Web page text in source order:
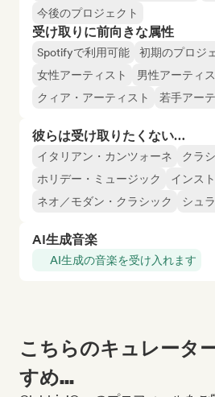
今後のプロジェクト
受け取りに前向きな属性
Spotifyで利用可能
初期のプロジ
女性アーティスト
男性アーティ
クィア・アーティスト
若手アー
彼らは受け取りたくない…
イタリアン・カンツォーネ クラ
ホリデー・ミュージック
インス
ネオ／モダン・クラシック
シュ
AI生成音楽
AI生成の音楽を受け入れます
こちらのキュレータ
すめ...